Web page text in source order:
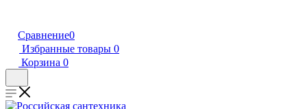
Сравнение0
Избранные товары 0
Корзина 0